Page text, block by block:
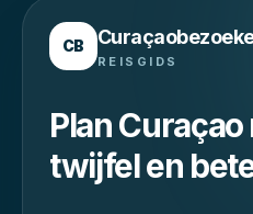
CB
REISGIDS
Plan
twijfel en